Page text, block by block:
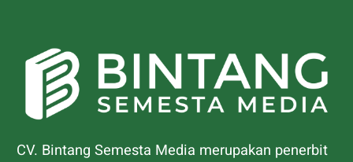
CV. Bintang Semesta Media merupakan penerbit